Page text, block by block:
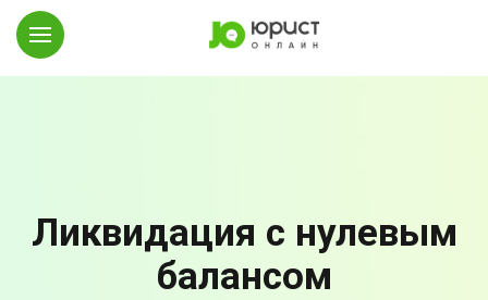
Ликвидация с нулевым
балансом